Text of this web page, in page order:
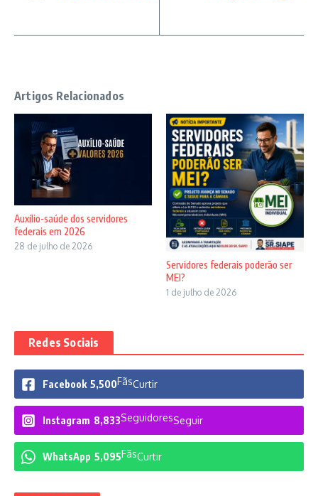
Artigos Relacionados
Auxílio-saúde dos servidores
federais em 2026
28 de julho de 2026
Servidores federais poderão ser
MEI?
1 de julho de 2026
Redes Sociais
Facebook 5,500FãsCurtir
Instagram 8,833SeguidoresSeguir
WhatsApp 5,095FãsCurtir